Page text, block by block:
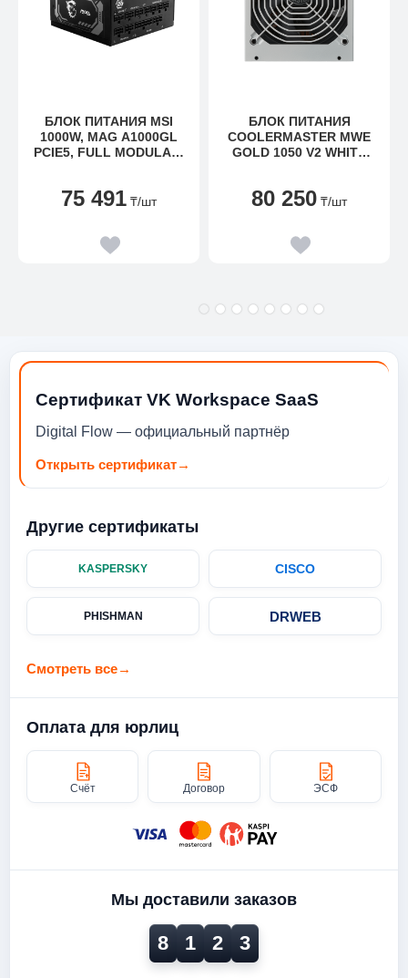
Цвет: Черный
БЛОК ПИТАНИЯ MSI
1000W, MAG A1000GL
PCIE5, FULL MODULAR,
ЧЕРНЫЙ
75 491 ₸/шт
БЛОК ПИТАНИЯ
COOLERMASTER MWE
GOLD 1050 V2 WHITE
AFCAG-3GEU
80 250 ₸/шт
Сертификат VK Workspace SaaS
Digital Flow — официальный партнёр
Открыть сертификат→
Другие сертификаты
KASPERSKY CISCO
PHISHMAN DRWEB
Смотреть все→
Оплата для юрлиц
Счёт Договор ЭСФ
Мы доставили заказов
8 1 2 3